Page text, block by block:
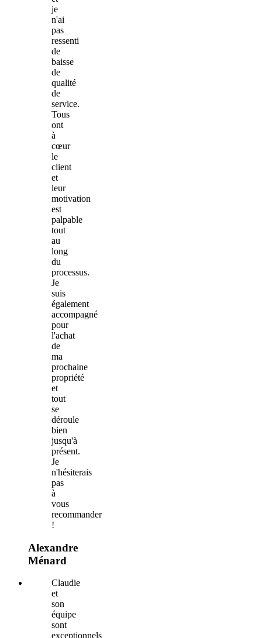
je
n'ai
pas
ressenti
de
baisse
de
qualité
de
service.
Tous
ont
à
cœur
le
client
et
leur
motivation
est
palpable
tout
au
long
du
processus.
Je
suis
également
accompagné
pour
l'achat
de
ma
prochaine
propriété
et
tout
se
déroule
bien
jusqu'à
présent.
Je
n'hésiterais
pas
à
vous
recommander
!
Alexandre
Ménard
Claudie
et
son
équipe
sont
exceptionnels